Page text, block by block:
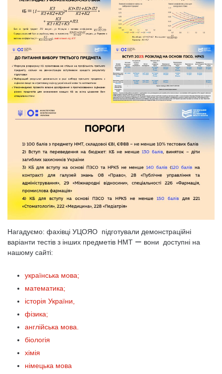
Нагадуємо: фахівці УЦОЯО підготували демонстраційні
варіанти тестів з інших предметів НМТ ー вони доступні на
нашому сайті:
українська мова;
математика;
історія України,
фізика;
англійська мова.
біологія
хімія
німецька мова